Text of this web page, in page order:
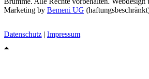
Marketing by Bemeni UG
Datenschutz | Impressum